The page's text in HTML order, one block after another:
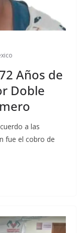
Años de
Doble
a las
fue el cobro de